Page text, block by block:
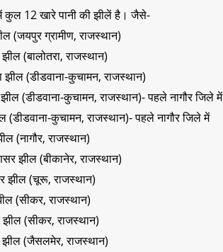
कुल 12 खारे पानी की झीलें है। जैसे-
(जयपुर ग्रामीण, राजस्थान)
(बालोतरा, राजस्थान)
झील (डीडवाना-कुचामन, राजस्थान)
(डीडवाना-कुचामन, राजस्थान)- पहले नागौर जिले में
(डीडवाना-कुचामन, राजस्थान)- पहले नागौर जिले में
(नागौर, राजस्थान)
झील (बीकानेर, राजस्थान)
झील (चूरू, राजस्थान)
(सीकर, राजस्थान)
झील (सीकर, राजस्थान)
झील (जैसलमेर, राजस्थान)